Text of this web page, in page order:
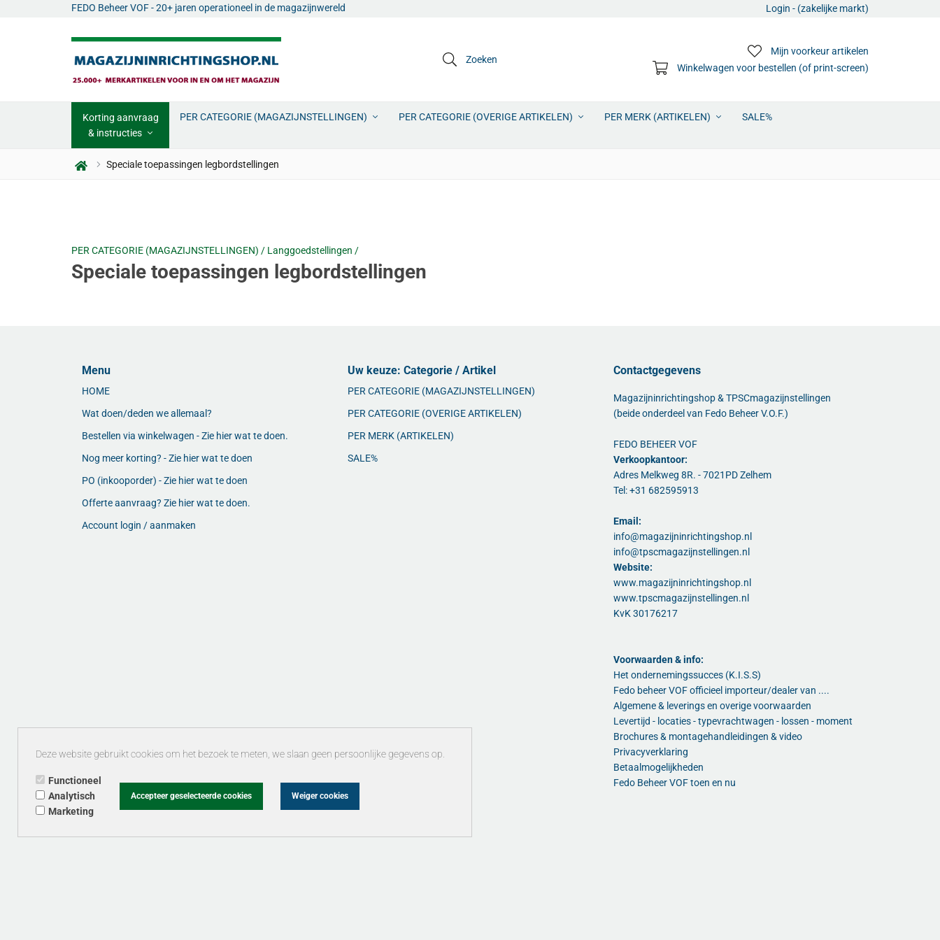
FEDO Beheer VOF - 20+ jaren operationeel in de magazijnwereld Login - (zakelijke markt)
Zoeken
Mijn voorkeur artikelen
Winkelwagen voor bestellen (of print-screen)
Korting aanvraag
& instructies
PER CATEGORIE (MAGAZIJNSTELLINGEN) PER CATEGORIE (OVERIGE ARTIKELEN) PER MERK (ARTIKELEN) SALE%
Speciale toepassingen legbordstellingen
PER CATEGORIE (MAGAZIJNSTELLINGEN) / Langgoedstellingen /
Speciale toepassingen legbordstellingen
Menu
HOME
Wat doen/deden we allemaal?
Bestellen via winkelwagen - Zie hier wat te doen.
Nog meer korting? - Zie hier wat te doen
PO (inkooporder) - Zie hier wat te doen
Offerte aanvraag? Zie hier wat te doen.
Account login / aanmaken
Uw keuze: Categorie / Artikel
PER CATEGORIE (MAGAZIJNSTELLINGEN)
PER CATEGORIE (OVERIGE ARTIKELEN)
PER MERK (ARTIKELEN)
SALE%
Contactgegevens
Magazijninrichtingshop & TPSCmagazijnstellingen
(beide onderdeel van Fedo Beheer V.O.F.)
FEDO BEHEER VOF
Verkoopkantoor:
Adres Melkweg 8R. - 7021PD Zelhem
Tel: +31 682595913
Email:
info@magazijninrichtingshop.nl
info@tpscmagazijnstellingen.nl
Website:
www.magazijninrichtingshop.nl
www.tpscmagazijnstellingen.nl
KvK 30176217
Voorwaarden & info:
Het ondernemingssucces (K.I.S.S)
Fedo beheer VOF officieel importeur/dealer van ....
Algemene & leverings en overige voorwaarden
Levertijd - locaties - typevrachtwagen - lossen - moment
Brochures & montagehandleidingen & video
Privacyverklaring
Betaalmogelijkheden
Fedo Beheer VOF toen en nu
Deze website gebruikt cookies om het bezoek te meten, we slaan geen persoonlijke gegevens op.
Functioneel
Analytisch
Marketing
Accepteer geselecteerde cookies Weiger cookies